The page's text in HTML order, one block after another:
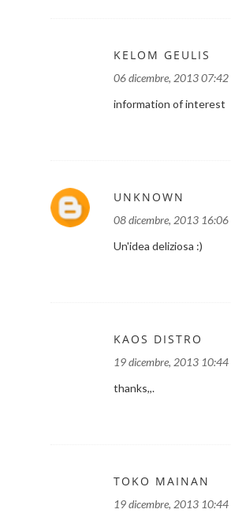
KELOM GEULIS
06 dicembre, 2013 07:42
information of interest
UNKNOWN
08 dicembre, 2013 16:06
Un'idea deliziosa :)
KAOS DISTRO
19 dicembre, 2013 10:44
thanks,,.
TOKO MAINAN
19 dicembre, 2013 10:44